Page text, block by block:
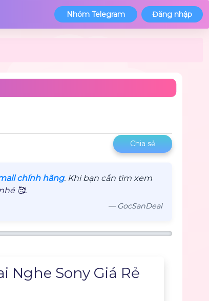
Nhóm Telegram Đăng nhập
Chia sẻ
chính hãng. Khi bạn cần tìm xem
🥰.
— GocSanDeal
Nghe Sony Giá Rẻ